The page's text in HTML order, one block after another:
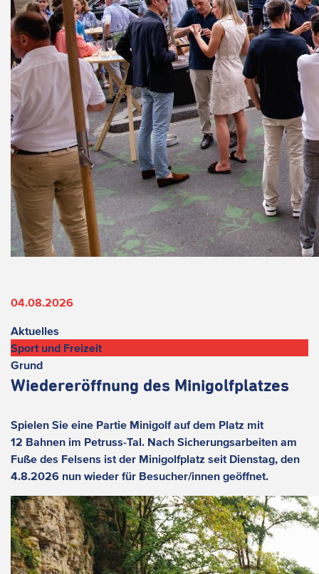
04.08.2026
Aktuelles
Sport und Freizeit
Grund
Wiedereröffnung des Minigolfplatzes
Spielen Sie eine Partie Minigolf auf dem Platz mit
12 Bahnen im Petruss-Tal. Nach Sicherungsarbeiten am
Fuße des Felsens ist der Minigolfplatz seit Dienstag, den
4.8.2026 nun wieder für Besucher/innen geöffnet.